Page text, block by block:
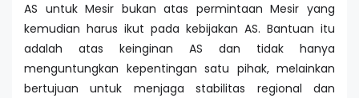
AS untuk Mesir bukan atas permintaan Mesir yang
kemudian harus ikut pada kebijakan AS. Bantuan itu
adalah atas keinginan AS dan tidak hanya
menguntungkan kepentingan satu pihak, melainkan
bertujuan untuk menjaga stabilitas regional dan